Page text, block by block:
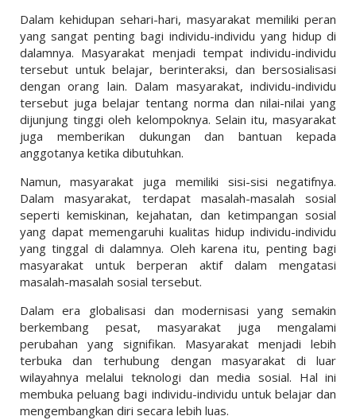
Dalam kehidupan sehari-hari, masyarakat memiliki peran
yang sangat penting bagi individu-individu yang hidup di
dalamnya. Masyarakat menjadi tempat individu-individu
tersebut untuk belajar, berinteraksi, dan bersosialisasi
dengan orang lain. Dalam masyarakat, individu-individu
tersebut juga belajar tentang norma dan nilai-nilai yang
dijunjung tinggi oleh kelompoknya. Selain itu, masyarakat
juga memberikan dukungan dan bantuan kepada
anggotanya ketika dibutuhkan.
Namun, masyarakat juga memiliki sisi-sisi negatifnya.
Dalam masyarakat, terdapat masalah-masalah sosial
seperti kemiskinan, kejahatan, dan ketimpangan sosial
yang dapat memengaruhi kualitas hidup individu-individu
yang tinggal di dalamnya. Oleh karena itu, penting bagi
masyarakat untuk berperan aktif dalam mengatasi
masalah-masalah sosial tersebut.
Dalam era globalisasi dan modernisasi yang semakin
berkembang pesat, masyarakat juga mengalami
perubahan yang signifikan. Masyarakat menjadi lebih
terbuka dan terhubung dengan masyarakat di luar
wilayahnya melalui teknologi dan media sosial. Hal ini
membuka peluang bagi individu-individu untuk belajar dan
mengembangkan diri secara lebih luas.